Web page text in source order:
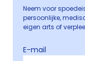
Neem voor
persoonlijke,
eigen arts of
E-mail